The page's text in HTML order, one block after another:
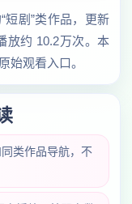
短剧”类作品，更新
放约 10.2万次。本
始观看入口。
类作品导航，不